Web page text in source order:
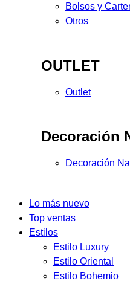
Bolsos y
Otros
OUTLET
Outlet
Decoración
Decoración
Lo más nuevo
Top ventas
Estilos
Estilo Luxury
Estilo Oriental
Estilo Bohemio